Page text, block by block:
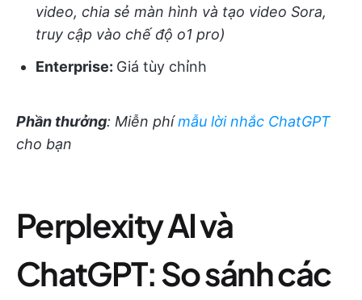
video, chia sẻ màn hình và tạo video Sora,
truy cập vào chế độ o1 pro)
Enterprise: Giá tùy chỉnh
Phần thưởng: Miễn phímẫu lời nhắc ChatGPT
cho bạn
Perplexity AI và
ChatGPT: So sánh các